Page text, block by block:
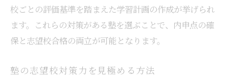
校ごとの評価基準を踏まえた学習計画の作成が挙げられ
ます。これらの対策がある塾を選ぶことで、内申点の確
保と志望校合格の両立が可能となります。
塾の志望校対策力を見極める方法